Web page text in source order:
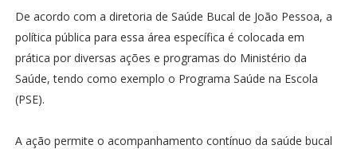
De acordo com a diretoria de Saúde Bucal de João Pessoa, a
política pública para essa área específica é colocada em
prática por diversas ações e programas do Ministério da
Saúde, tendo como exemplo o Programa Saúde na Escola
(PSE).
A ação permite o acompanhamento contínuo da saúde bucal